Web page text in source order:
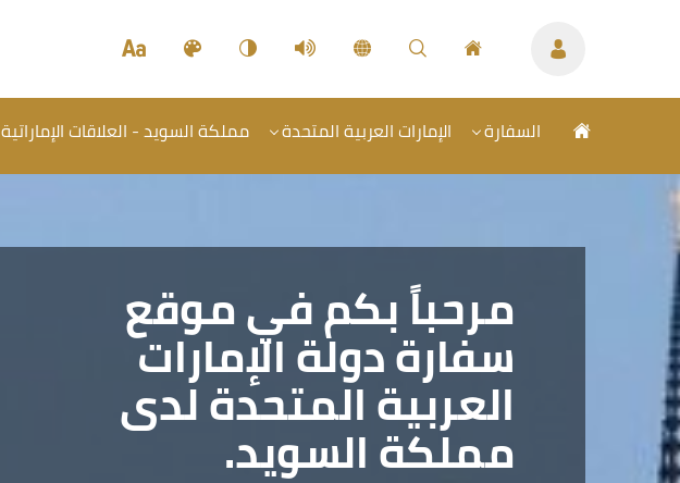
السفارة الإمارات العربية المتحدة مملكة السويد - العلاقات الإماراتية
مرحباً بكم في موقع
سفارة دولة الإمارات
العربية المتحدة لدى
مملكة السويد.